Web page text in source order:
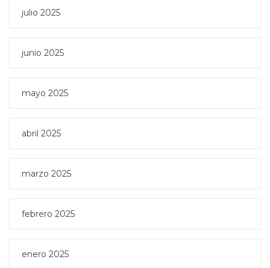
julio 2025
junio 2025
mayo 2025
abril 2025
marzo 2025
febrero 2025
enero 2025